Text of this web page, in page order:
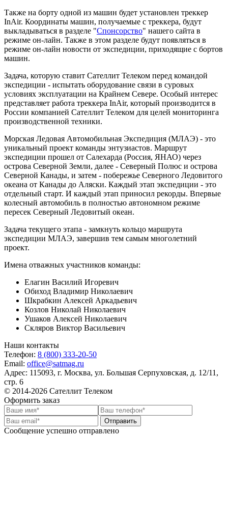
Также на борту одной из машин будет установлен треккер
InAir. Координаты машин, получаемые с треккера, будут
выкладываться в разделе "Спонсорство" нашего сайта в
режиме он-лайн. Также в этом разделе будут появляться в
режиме он-лайн новости от экспедиции, приходящие с бортов
машин.
Задача, которую ставит Сателлит Телеком перед командой
экспедиции - испытать оборудование связи в суровых
условиях эксплуатации на Крайнем Севере. Особый интерес
представляет работа треккера InAir, который производится в
России компанией Сателлит Телеком для целей мониторинга
производственной техники.
Морская Ледовая Автомобильная Экспедиция (МЛАЭ) - это
уникальный проект команды энтузиастов. Маршрут
экспедиции прошел от Салехарда (Россия, ЯНАО) через
острова Северной Земли, далее - Северный Полюс и острова
Северной Канады, и затем - побережье Северного Ледовитого
океана от Канады до Аляски. Каждый этап экспедиции - это
отдельный старт. И каждый этап приносил рекорды. Впервые
колесный автомобиль в полностью автономном режиме
пересек Северный Ледовитый океан.
Задача текущего этапа - замкнуть кольцо маршрута
экспедиции МЛАЭ, завершив тем самым многолетний
проект.
Имена отважных участников команды:
Елагин Василий Игоревич
Обиход Владимир Николаевич
Шкрабкин Алексей Аркадьевич
Козлов Николай Николаевич
Ушаков Алексей Николаевич
Скляров Виктор Васильевич
Наши контакты
Телефон: 8 (800) 333-20-50
Email: office@satmag.ru
Адрес: 115093, г. Москва, ул. Большая Серпуховская, д. 12/11,
стр. 6
© 2014-2026 Сателлит Телеком
Оформить заказ
Отправить
Сообщение успешно отправлено